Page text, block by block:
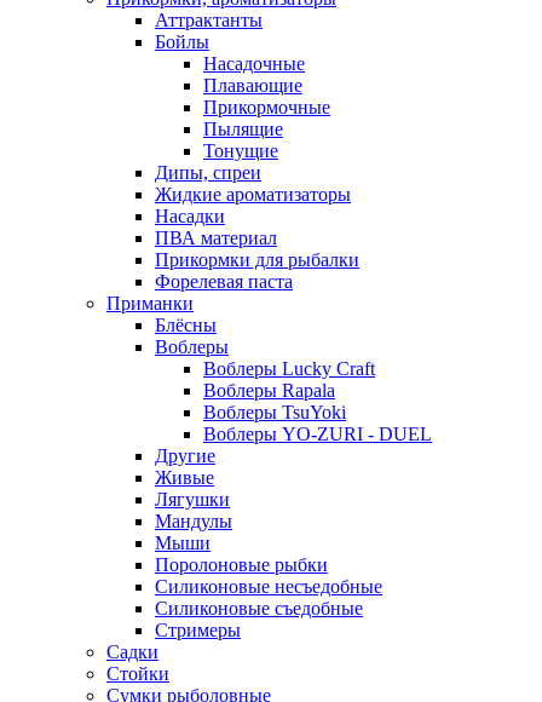
Аттрактанты
Бойлы
Насадочные
Плавающие
Прикормочные
Пылящие
Тонущие
Дипы, спреи
Жидкие ароматизаторы
Насадки
ПВА материал
Прикормки для рыбалки
Форелевая паста
Приманки
Блёсны
Воблеры
Воблеры Lucky Craft
Воблеры Rapala
Воблеры TsuYoki
Воблеры YO-ZURI - DUEL
Другие
Живые
Лягушки
Мандулы
Мыши
Поролоновые рыбки
Силиконовые несъедобные
Силиконовые съедобные
Стримеры
Садки
Стойки
Сумки рыболовные